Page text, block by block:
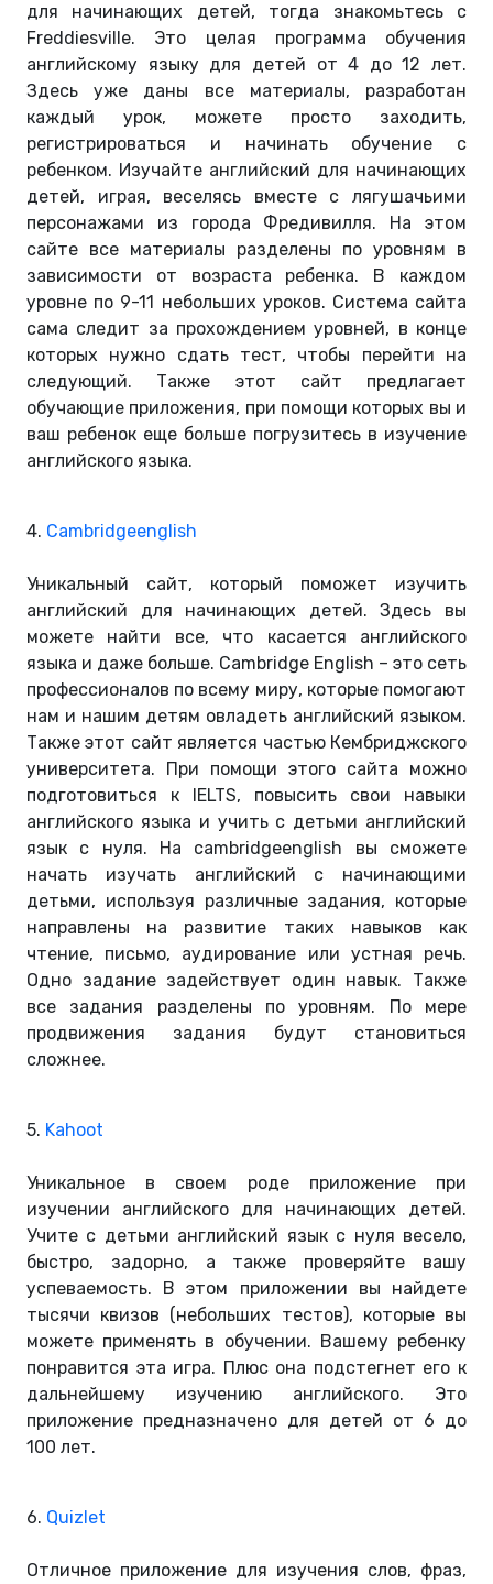
для начинающих детей, тогда знакомьтесь с
Freddiesville. Это целая программа обучения
английскому языку для детей от 4 до 12 лет.
Здесь уже даны все материалы, разработан
каждый урок, можете просто заходить,
регистрироваться и начинать обучение с
ребенком. Изучайте английский для начинающих
детей, играя, веселясь вместе с лягушачьими
персонажами из города Фредивилля. На этом
сайте все материалы разделены по уровням в
зависимости от возраста ребенка. В каждом
уровне по 9-11 небольших уроков. Система сайта
сама следит за прохождением уровней, в конце
которых нужно сдать тест, чтобы перейти на
следующий. Также этот сайт предлагает
обучающие приложения, при помощи которых вы и
ваш ребенок еще больше погрузитесь в изучение
английского языка.
4. Cambridgeenglish
Уникальный сайт, который поможет изучить
английский для начинающих детей. Здесь вы
можете найти все, что касается английского
языка и даже больше. Cambridge English – это сеть
профессионалов по всему миру, которые помогают
нам и нашим детям овладеть английский языком.
Также этот сайт является частью Кембриджского
университета. При помощи этого сайта можно
подготовиться к IELTS, повысить свои навыки
английского языка и учить с детьми английский
язык с нуля. На cambridgeenglish вы сможете
начать изучать английский с начинающими
детьми, используя различные задания, которые
направлены на развитие таких навыков как
чтение, письмо, аудирование или устная речь.
Одно задание задействует один навык. Также
все задания разделены по уровням. По мере
продвижения задания будут становиться
сложнее.
5. Kahoot
Уникальное в своем роде приложение при
изучении английского для начинающих детей.
Учите с детьми английский язык с нуля весело,
быстро, задорно, а также проверяйте вашу
успеваемость. В этом приложении вы найдете
тысячи квизов (небольших тестов), которые вы
можете применять в обучении. Вашему ребенку
понравится эта игра. Плюс она подстегнет его к
дальнейшему изучению английского. Это
приложение предназначено для детей от 6 до
100 лет.
6. Quizlet
Отличное приложение для изучения слов, фраз,